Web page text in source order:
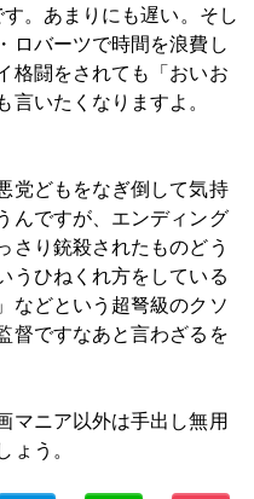
。あまりにも遅い。そし
ロバーツで時間を浪費し
格闘をされても「おいお
いたくなりますよ。
党どもをなぎ倒して気持
んですが、エンディング
さり銃殺されたものどう
うひねくれ方をしている
などという超弩級のクソ
督ですなあと言わざるを
マニア以外は手出し無用
う。